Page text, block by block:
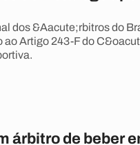
dos &Aacute;rbitros do
ao Artigo 243-F do
árbitro de beber